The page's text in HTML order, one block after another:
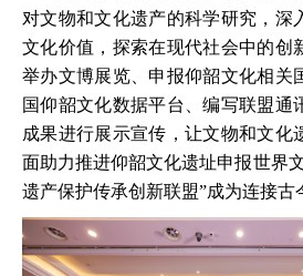
对文物和文化遗产的科学研究，深
文化价值，探索在现代社会中的创
举办文博展览、申报仰韶文化相关
国仰韶文化数据平台、编写联盟通
成果进行展示宣传，让文物和文化
面助力推进仰韶文化遗址申报世界
遗产保护传承创新联盟”成为连接古